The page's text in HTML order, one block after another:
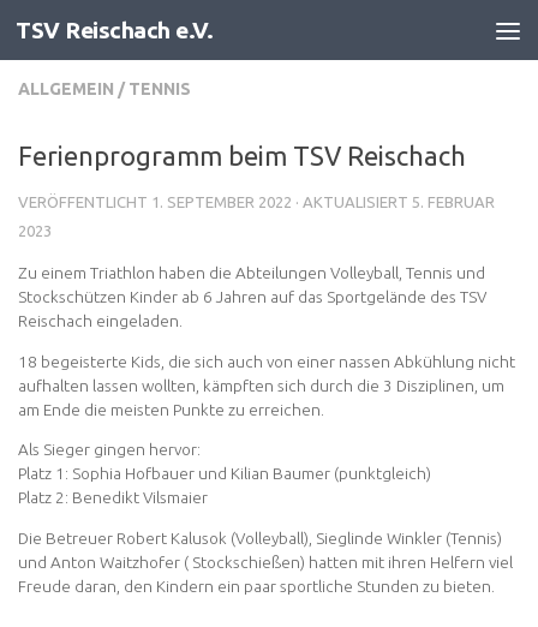
Zum Inhalt springen
TSV Reischach e.V.
ALLGEMEIN / TENNIS
Ferienprogramm beim TSV Reischach
VERÖFFENTLICHT 1. SEPTEMBER 2022 · AKTUALISIERT 5. FEBRUAR
2023
Zu einem Triathlon haben die Abteilungen Volleyball, Tennis und
Stockschützen Kinder ab 6 Jahren auf das Sportgelände des TSV
Reischach eingeladen.
18 begeisterte Kids, die sich auch von einer nassen Abkühlung nicht
aufhalten lassen wollten, kämpften sich durch die 3 Disziplinen, um
am Ende die meisten Punkte zu erreichen.
Als Sieger gingen hervor:
Platz 1: Sophia Hofbauer und Kilian Baumer (punktgleich)
Platz 2: Benedikt Vilsmaier
Die Betreuer Robert Kalusok (Volleyball), Sieglinde Winkler (Tennis)
und Anton Waitzhofer ( Stockschießen) hatten mit ihren Helfern viel
Freude daran, den Kindern ein paar sportliche Stunden zu bieten.